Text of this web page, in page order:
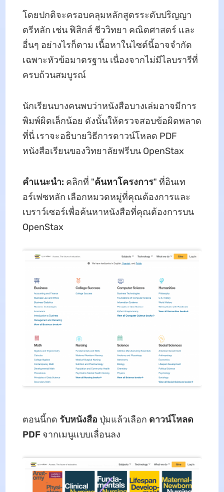
โดยปกติจะครอบคลุมหลักสูตรระดับปริญญา
ตรีหลัก เช่น ฟิสิกส์ ชีววิทยา คณิตศาสตร์ และ
อื่นๆ อย่างไรก็ตาม เนื้อหาในไซต์นี้อาจจํากัด
เฉพาะหัวข้อมาตรฐาน เนื่องจากไม่มีไลบรารีที่
ครบถ้วนสมบูรณ์
นักเรียนบางคนพบว่าหนังสือบางเล่มอาจมีการ
พิมพ์ผิดเล็กน้อย ดังนั้นให้ตรวจสอบข้อผิดพลาด
ที่นี่ เราจะอธิบายวิธีการดาวน์โหลด PDF
หนังสือเรียนของวิทยาลัยฟรีบน OpenStax
คําแนะนํา: คลิกที่ "ค้นหาโครงการ" ที่อินเท
อร์เฟซหลัก เลือกหมวดหมู่ที่คุณต้องการและ
เบราว์เซอร์เพื่อค้นหาหนังสือที่คุณต้องการบน
OpenStax
ตอนนี้กด รับหนังสือ ปุ่มแล้วเลือก ดาวน์โหลด
PDF จากเมนูแบบเลื่อนลง